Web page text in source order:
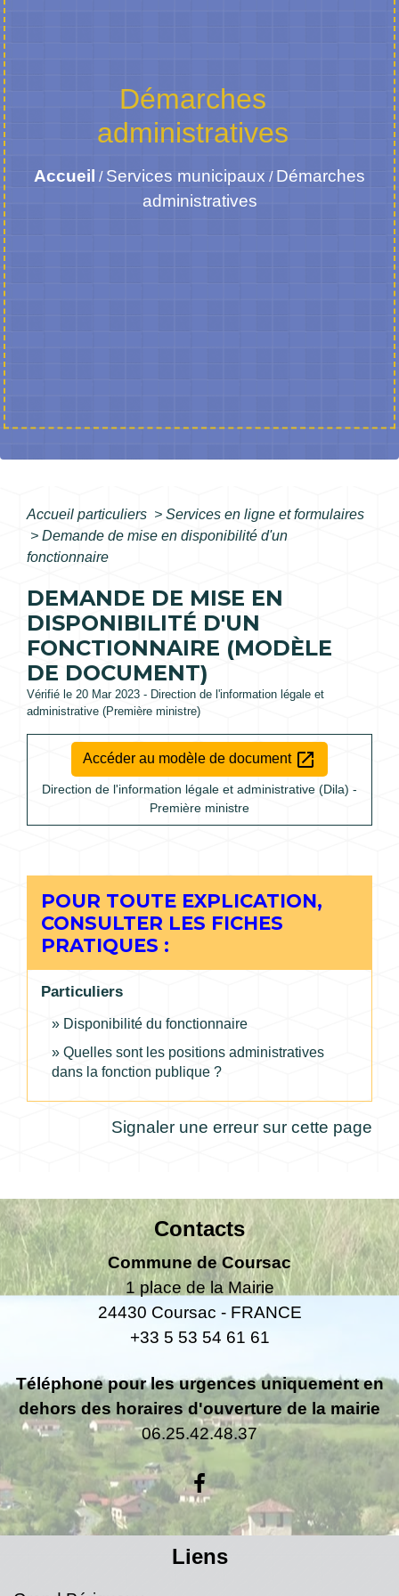
Démarches
administratives
Accueil / Services municipaux / Démarches
administratives
Accueil particuliers > Services en ligne et formulaires
> Demande de mise en disponibilité d'un
fonctionnaire
DEMANDE DE MISE EN
DISPONIBILITÉ D'UN
FONCTIONNAIRE (MODÈLE
DE DOCUMENT)
Vérifié le 20 Mar 2023 - Direction de l'information légale et
administrative (Première ministre)
Accéder au modèle de document open_in_new
Direction de l'information légale et administrative (Dila) -
Première ministre
POUR TOUTE EXPLICATION,
CONSULTER LES FICHES
PRATIQUES :
Particuliers
Disponibilité du fonctionnaire
Quelles sont les positions administratives
dans la fonction publique ?
Signaler une erreur sur cette page
Contacts
Commune de Coursac
1 place de la Mairie
24430 Coursac - FRANCE
+33 5 53 54 61 61
Téléphone pour les urgences uniquement en
dehors des horaires d'ouverture de la mairie
06.25.42.48.37
Liens